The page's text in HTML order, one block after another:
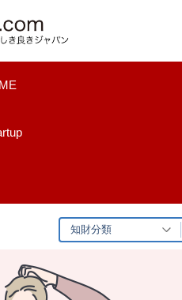
知財分類